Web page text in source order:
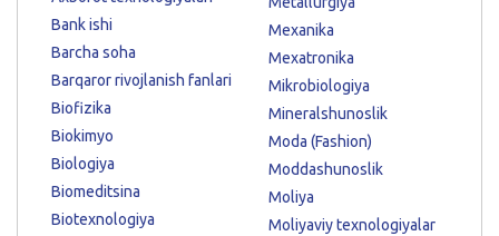
Bank ishi
Barcha soha
Barqaror rivojlanish fanlari
Biofizika
Biokimyo
Biologiya
Biomeditsina
Biotexnologiya
Mexanika
Mexatronika
Mikrobiologiya
Mineralshunoslik
Moda (Fashion)
Moddashunoslik
Moliya
Moliyaviy texnologiyalar